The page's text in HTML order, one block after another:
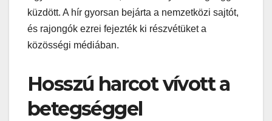
küzdött. A hír gyorsan bejárta a nemzetközi sajtót,
és rajongók ezrei fejezték ki részvétüket a
közösségi médiában.
Hosszú harcot vívott a
betegséggel